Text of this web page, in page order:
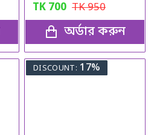
TK 700 TK950
অর্ডার করুন
DISCOUNT: 17%